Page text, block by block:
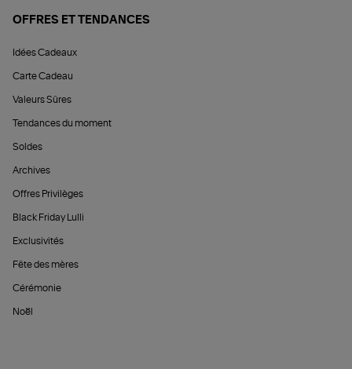
OFFRES ET TENDANCES
Idées Cadeaux
Carte Cadeau
Valeurs Sûres
Tendances du moment
Soldes
Archives
Offres Privilèges
Black Friday Lulli
Exclusivités
Fête des mères
Cérémonie
Noël